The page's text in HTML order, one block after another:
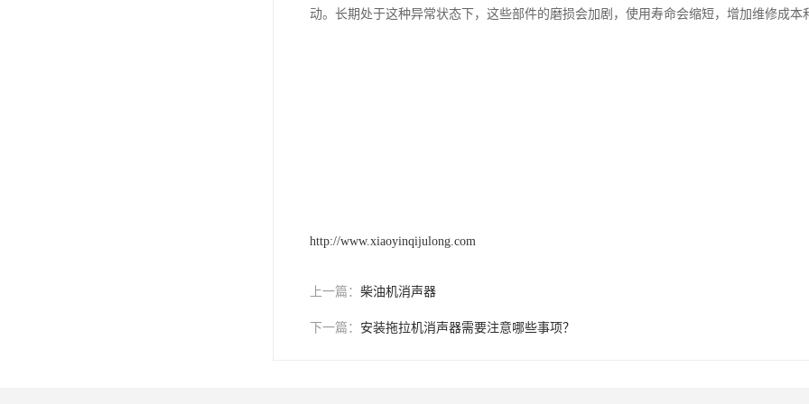
动。长期处于这种异常状态下，这些部件的磨损会加剧，使用寿命会缩短，增加维修成本
http://www.xiaoyinqijulong.com
上一篇： 柴油机消声器
下一篇： 安装拖拉机消声器需要注意哪些事项？